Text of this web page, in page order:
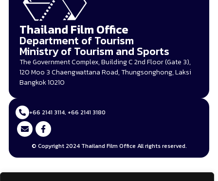
Thailand Film Office
Department of Tourism
Ministry of Tourism and Sports
The Government Complex, Building C 2nd Floor (Gate 3),
120 Moo 3 Chaengwattana Road, Thungsonghong, Laksi
Bangkok 10210
+66 2141 3114, +66 2141 3180
© Copyright 2024 Thailand Film Office All rights reserved.